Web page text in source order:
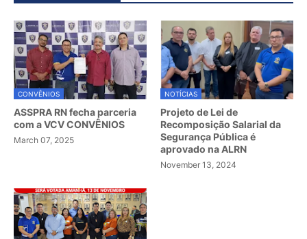
CONVÊNIOS
ASSPRA RN fecha parceria
com a VCV CONVÊNIOS
March 07, 2025
NOTÍCIAS
Projeto de Lei de
Recomposição Salarial da
Segurança Pública é
aprovado na ALRN
November 13, 2024